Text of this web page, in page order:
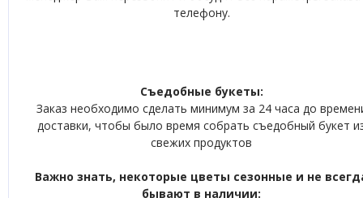
телефону.
Съедобные букеты:
Заказ необходимо сделать минимум за 24 часа до
доставки, чтобы было время собрать съедобный букет
свежих продуктов
Важно знать, некоторые цветы сезонные и не
бывают в наличии: